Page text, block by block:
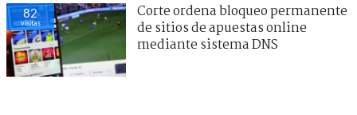
82
visitas
Corte ordena bloqueo permanente
de sitios de apuestas online
mediante sistema DNS